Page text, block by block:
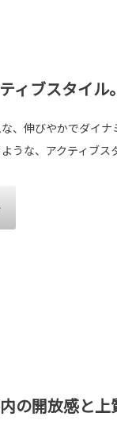
ィブスタイル
、伸びやかでダイナ
うな、アクティブス
の開放感と上